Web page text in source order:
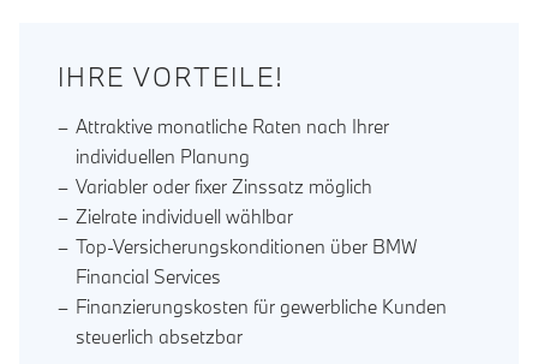
IHRE VORTEILE!
Attraktive monatliche Raten nach Ihrer
individuellen Planung
Variabler oder fixer Zinssatz möglich
Zielrate individuell wählbar
Top-Versicherungskonditionen über BMW
Financial Services
Finanzierungskosten für gewerbliche Kunden
steuerlich absetzbar